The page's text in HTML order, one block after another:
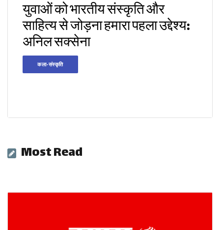
युवाओं को भारतीय संस्कृति और
साहित्य से जोड़ना हमारा पहला उद्देश्य:
अनिल सक्सेना
कला-संस्कृति
Most Read